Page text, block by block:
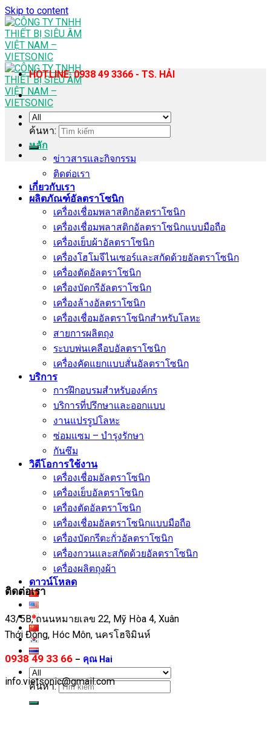
Skip to content
หลัก
ข่าวสารและกิจกรรม
ติดต่อเรา
เกี่ยวกับเรา
ผลิตภัณฑ์อัลตราโซนิก
เครื่องเชื่อมพลาสติกอัลตราโซนิก
เครื่องเชื่อมพลาสติกอัลตราโซนิกแบบมือถือ
เครื่องเย็บผ้าอัลตราโซนิก
เครื่องโฮโมจีไนเซอร์และสกัดด้วยอัลตราโซนิก
เครื่องตัดอัลตราโซนิก
เครื่องบัดกรีอัลตราโซนิก
เครื่องล้างอัลตราโซนิก
เครื่องเชื่อมอัลตราโซนิกสำหรับโลหะ
สายการผลิตถุง
ระบบพ่นเคลือบอัลตราโซนิก
เครื่องคัดแยกแบบสั่นอัลตราโซนิก
บริการ
การฝึกอบรมสำหรับองค์กร
บริการที่ปรึกษาและออกแบบ
งานแปรรูปโลหะ
ซ่อมแซม – บำรุงรักษา
กันซึม
วิดีโอการใช้งาน
เครื่องเชื่อมอัลตราโซนิก
เครื่องเย็บอัลตราโซนิก
เครื่องตัดอัลตราโซนิก
เครื่องเชื่อมอัลตราโซนิกแบบมือถือ
เครื่องบัดกรีตะกั่วอัลตราโซนิก
เครื่องกวนและสกัดด้วยอัลตราโซนิก
เครื่องผลิตถุงผ้า
ดาวน์โหลด
ค้นหา:
HOTLINE: 0938 49 3366 - TS. HẢI
ค้นหา:
ติดต่อเรา
43/5B, ถนนหมายเลข 22, Mỹ Hòa 4, Xuân
Thới Đông, Hóc Môn, นครโฮจิมินห์
0938 49 33 66 – คุณ Hai
info.vietsonic@gmail.com